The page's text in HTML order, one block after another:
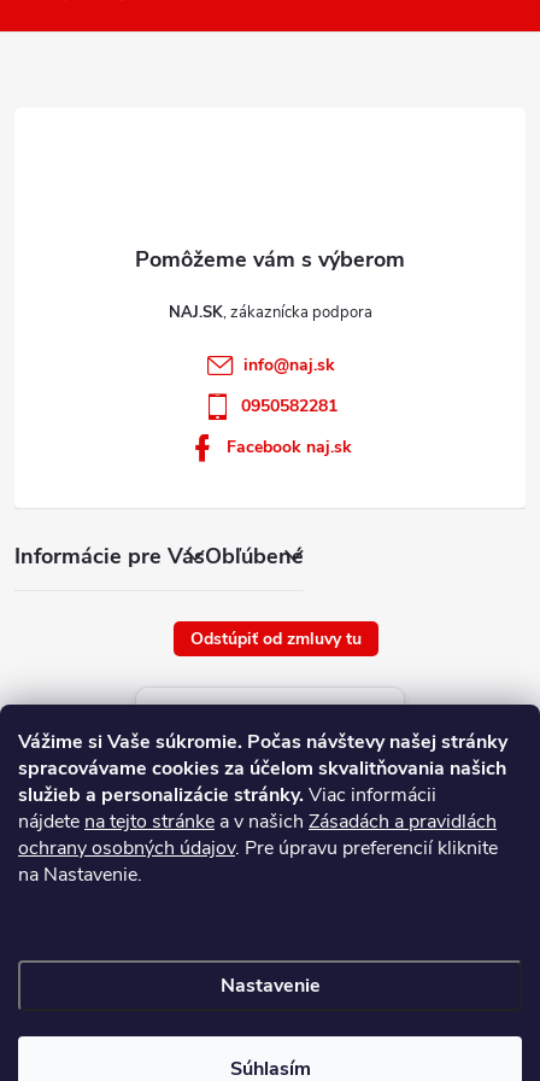
Vážime si Vaše súkromie. Počas návštevy našej stránky
spracovávame cookies za účelom skvalitňovania našich
služieb a personalizácie stránky.Viac informácii
nájdete na tejto stránke a v našich Zásadách a pravidlách
ochrany osobných údajov. Pre úpravu preferencií kliknite
na Nastavenie.
Nastavenie
Súhlasím
ý
i
Informácie pre VásObľúbené
NAJ.SK
info@naj.sk
0950582281
Facebook naj.sk
Odstúpiť od zmluvy tu
Aktuálne ceny tovaru
platné od : 8/8/2026
Copyright 2026NAJ.SK. Všetky práva vyhradené.